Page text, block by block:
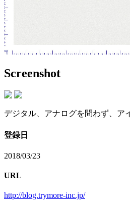
Screenshot
デジタル、アナログを問わず、ア
登録日
2018/03/23
URL
http://blog.trymore-inc.jp/